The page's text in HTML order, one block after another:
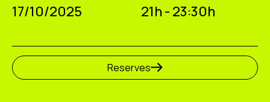
17/10/2025 21h - 23:30h
Reserves